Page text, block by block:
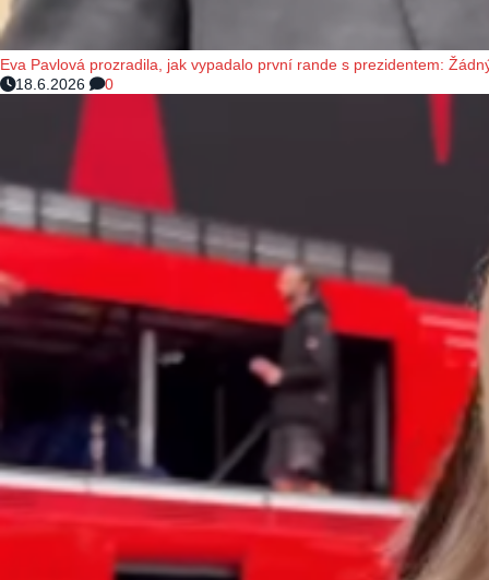
Eva Pavlová prozradila, jak vypadalo první rande s prezidentem:
18.6.2026
0